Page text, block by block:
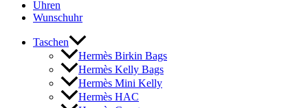
Uhren
Wunschuhr
Taschen
Hermès Birkin Bags
Hermès Kelly Bags
Hermès Mini Kelly
Hermès HAC